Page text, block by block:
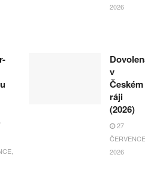
2026
Dovolená
v
Českém
ráji
(2026)
27
ČERVENCE,
2026